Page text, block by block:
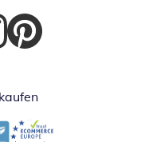
Fenster
in neuem Fenster
Öffnet in neuem Fenster